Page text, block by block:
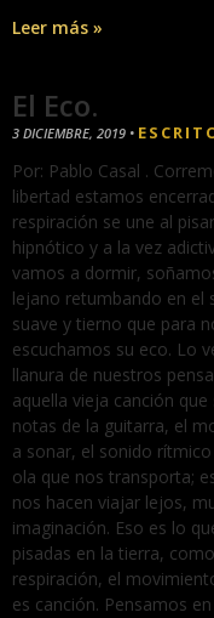
Leer más »
El Eco.
3 DICIEMBRE, 2019 •
Por: Pablo Casal .
libertad estamos
respiración se une al
hipnótico y a la vez
vamos a dormir,
lejano retumbando en el
suave y tierno que para
escuchamos su eco. Lo
llanura de nuestros
aquella vieja canción
notas de la guitarra, el
a sonar, el sonido
ola que nos transporta;
nos hacen viajar lejos,
imaginación. Eso es lo
pisadas en la tierra,
respiración, el
es canción. Pensamos